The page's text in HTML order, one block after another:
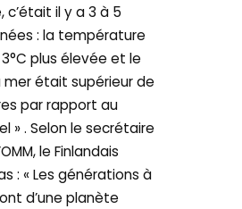
c’était il y a 3 à 5
: la température
plus élevée et le
mer était supérieur de
par rapport au
» . Selon le secrétaire
le Finlandais
: « Les générations à
d’une planète